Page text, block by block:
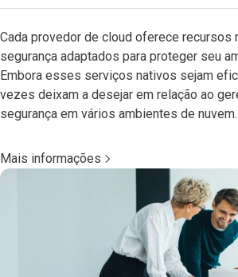
Cada provedor de cloud oferece recursos
segurança adaptados para proteger seu
Embora esses serviços nativos sejam
vezes deixam a desejar em relação ao
segurança em vários ambientes de nuvem.
Mais informações